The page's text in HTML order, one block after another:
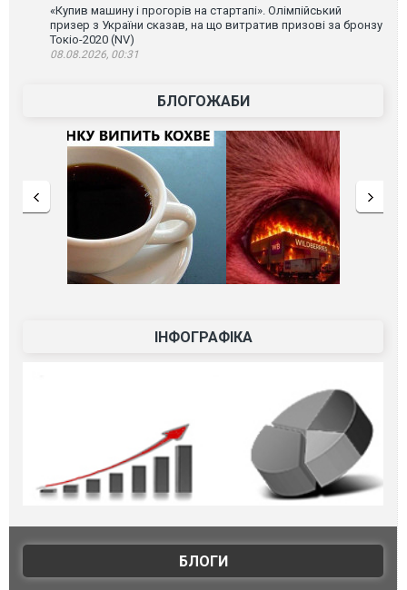
«Купив машину і прогорів на стартапі». Олімпійський
призер з України сказав, на що витратив призові за бронзу
Токіо-2020 (NV)
08.08.2026, 00:31
БЛОГОЖАБИ
ІНФОГРАФІКА
БЛОГИ